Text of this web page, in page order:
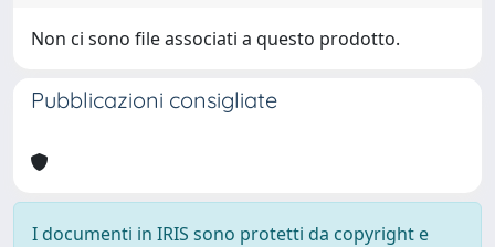
Non ci sono file associati a questo prodotto.
Pubblicazioni consigliate
I documenti in IRIS sono protetti da copyright e